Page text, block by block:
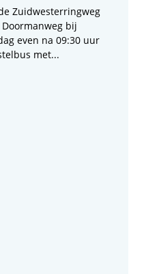
Zuidwesterringweg
bij
even na 09:30 uur
met...